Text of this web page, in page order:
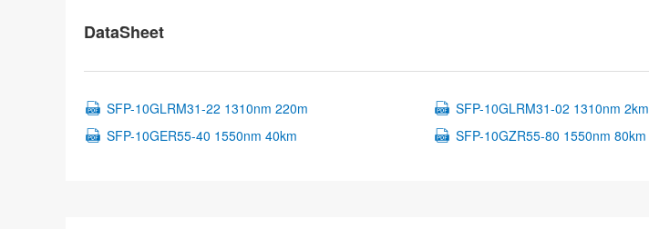
DataSheet
SFP-10GLRM31-22 1310nm 220m SFP-10GLRM31-02 1310nm 2km
SFP-10GER55-40 1550nm 40km
SFP-10GZR55-80 1550nm 80km